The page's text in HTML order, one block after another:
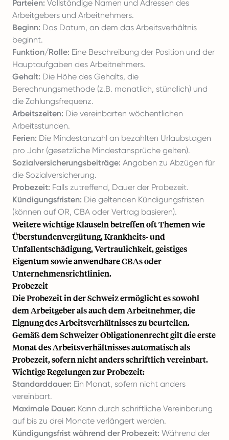
Parteien: Vollständige Namen und Adressen des
Arbeitgebers und Arbeitnehmers.
Beginn: Das Datum, an dem das Arbeitsverhältnis
beginnt.
Funktion/Rolle: Eine Beschreibung der Position und der
Hauptaufgaben des Arbeitnehmers.
Gehalt: Die Höhe des Gehalts, die
Berechnungsmethode (z.B. monatlich, stündlich) und
die Zahlungsfrequenz.
Arbeitszeiten: Die vereinbarten wöchentlichen
Arbeitsstunden.
Ferien: Die Mindestanzahl an bezahlten Urlaubstagen
pro Jahr (gesetzliche Mindestansprüche gelten).
Sozialversicherungsbeiträge: Angaben zu Abzügen für
die Sozialversicherung.
Probezeit: Falls zutreffend, Dauer der Probezeit.
Kündigungsfristen: Die geltenden Kündigungsfristen
(können auf OR, CBA oder Vertrag basieren).
Weitere wichtige Klauseln betreffen oft Themen wie
Überstundenvergütung, Krankheits- und
Unfallentschädigung, Vertraulichkeit, geistiges
Eigentum sowie anwendbare CBAs oder
Unternehmensrichtlinien.
Probezeit
Die Probezeit in der Schweiz ermöglicht es sowohl
dem Arbeitgeber als auch dem Arbeitnehmer, die
Eignung des Arbeitsverhältnisses zu beurteilen.
Gemäß dem Schweizer Obligationenrecht gilt die erste
Monat des Arbeitsverhältnisses automatisch als
Probezeit, sofern nicht anders schriftlich vereinbart.
Wichtige Regelungen zur Probezeit:
Standarddauer: Ein Monat, sofern nicht anders
vereinbart.
Maximale Dauer: Kann durch schriftliche Vereinbarung
auf bis zu drei Monate verlängert werden.
Kündigungsfrist während der Probezeit: Während der